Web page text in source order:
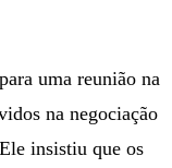
uma reunião na
na negociação
insistiu que os